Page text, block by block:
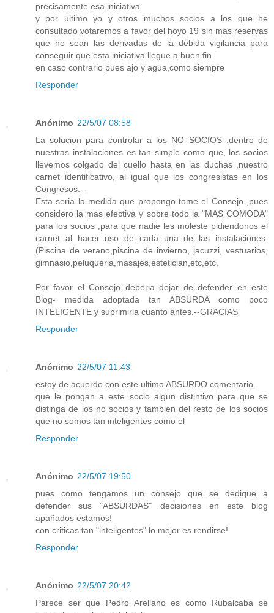
precisamente esa iniciativa
y por ultimo yo y otros muchos socios a los que he
consultado votaremos a favor del hoyo 19 sin mas reservas
que no sean las derivadas de la debida vigilancia para
conseguir que esta iniciativa llegue a buen fin
en caso contrario pues ajo y agua,como siempre
Responder
Anónimo 22/5/07 08:58
La solucion para controlar a los NO SOCIOS ,dentro de
nuestras instalaciones es tan simple como que, los socios
llevemos colgado del cuello hasta en las duchas ,nuestro
carnet identificativo, al igual que los congresistas en los
Congresos.--
Esta seria la medida que propongo tome el Consejo ,pues
considero la mas efectiva y sobre todo la "MAS COMODA"
para los socios ,para que nadie les moleste pidiendonos el
carnet al hacer uso de cada una de las instalaciones.
(Piscina de verano,piscina de invierno, jacuzzi, vestuarios,
gimnasio,peluqueria,masajes,estetician,etc,etc,
Por favor el Consejo deberia dejar de defender en este
Blog- medida adoptada tan ABSURDA como poco
INTELIGENTE y suprimirla cuanto antes.--GRACIAS
Responder
Anónimo 22/5/07 11:43
estoy de acuerdo con este ultimo ABSURDO comentario.
que le pongan a este socio algun distintivo para que se
distinga de los no socios y tambien del resto de los socios
que no somos tan inteligentes como el
Responder
Anónimo 22/5/07 19:50
pues como tengamos un consejo que se dedique a
defender sus "ABSURDAS" decisiones en este blog
apañados estamos!
con criticas tan "inteligentes" lo mejor es rendirse!
Responder
Anónimo 22/5/07 20:42
Parece ser que Pedro Arellano es como Rubalcaba se